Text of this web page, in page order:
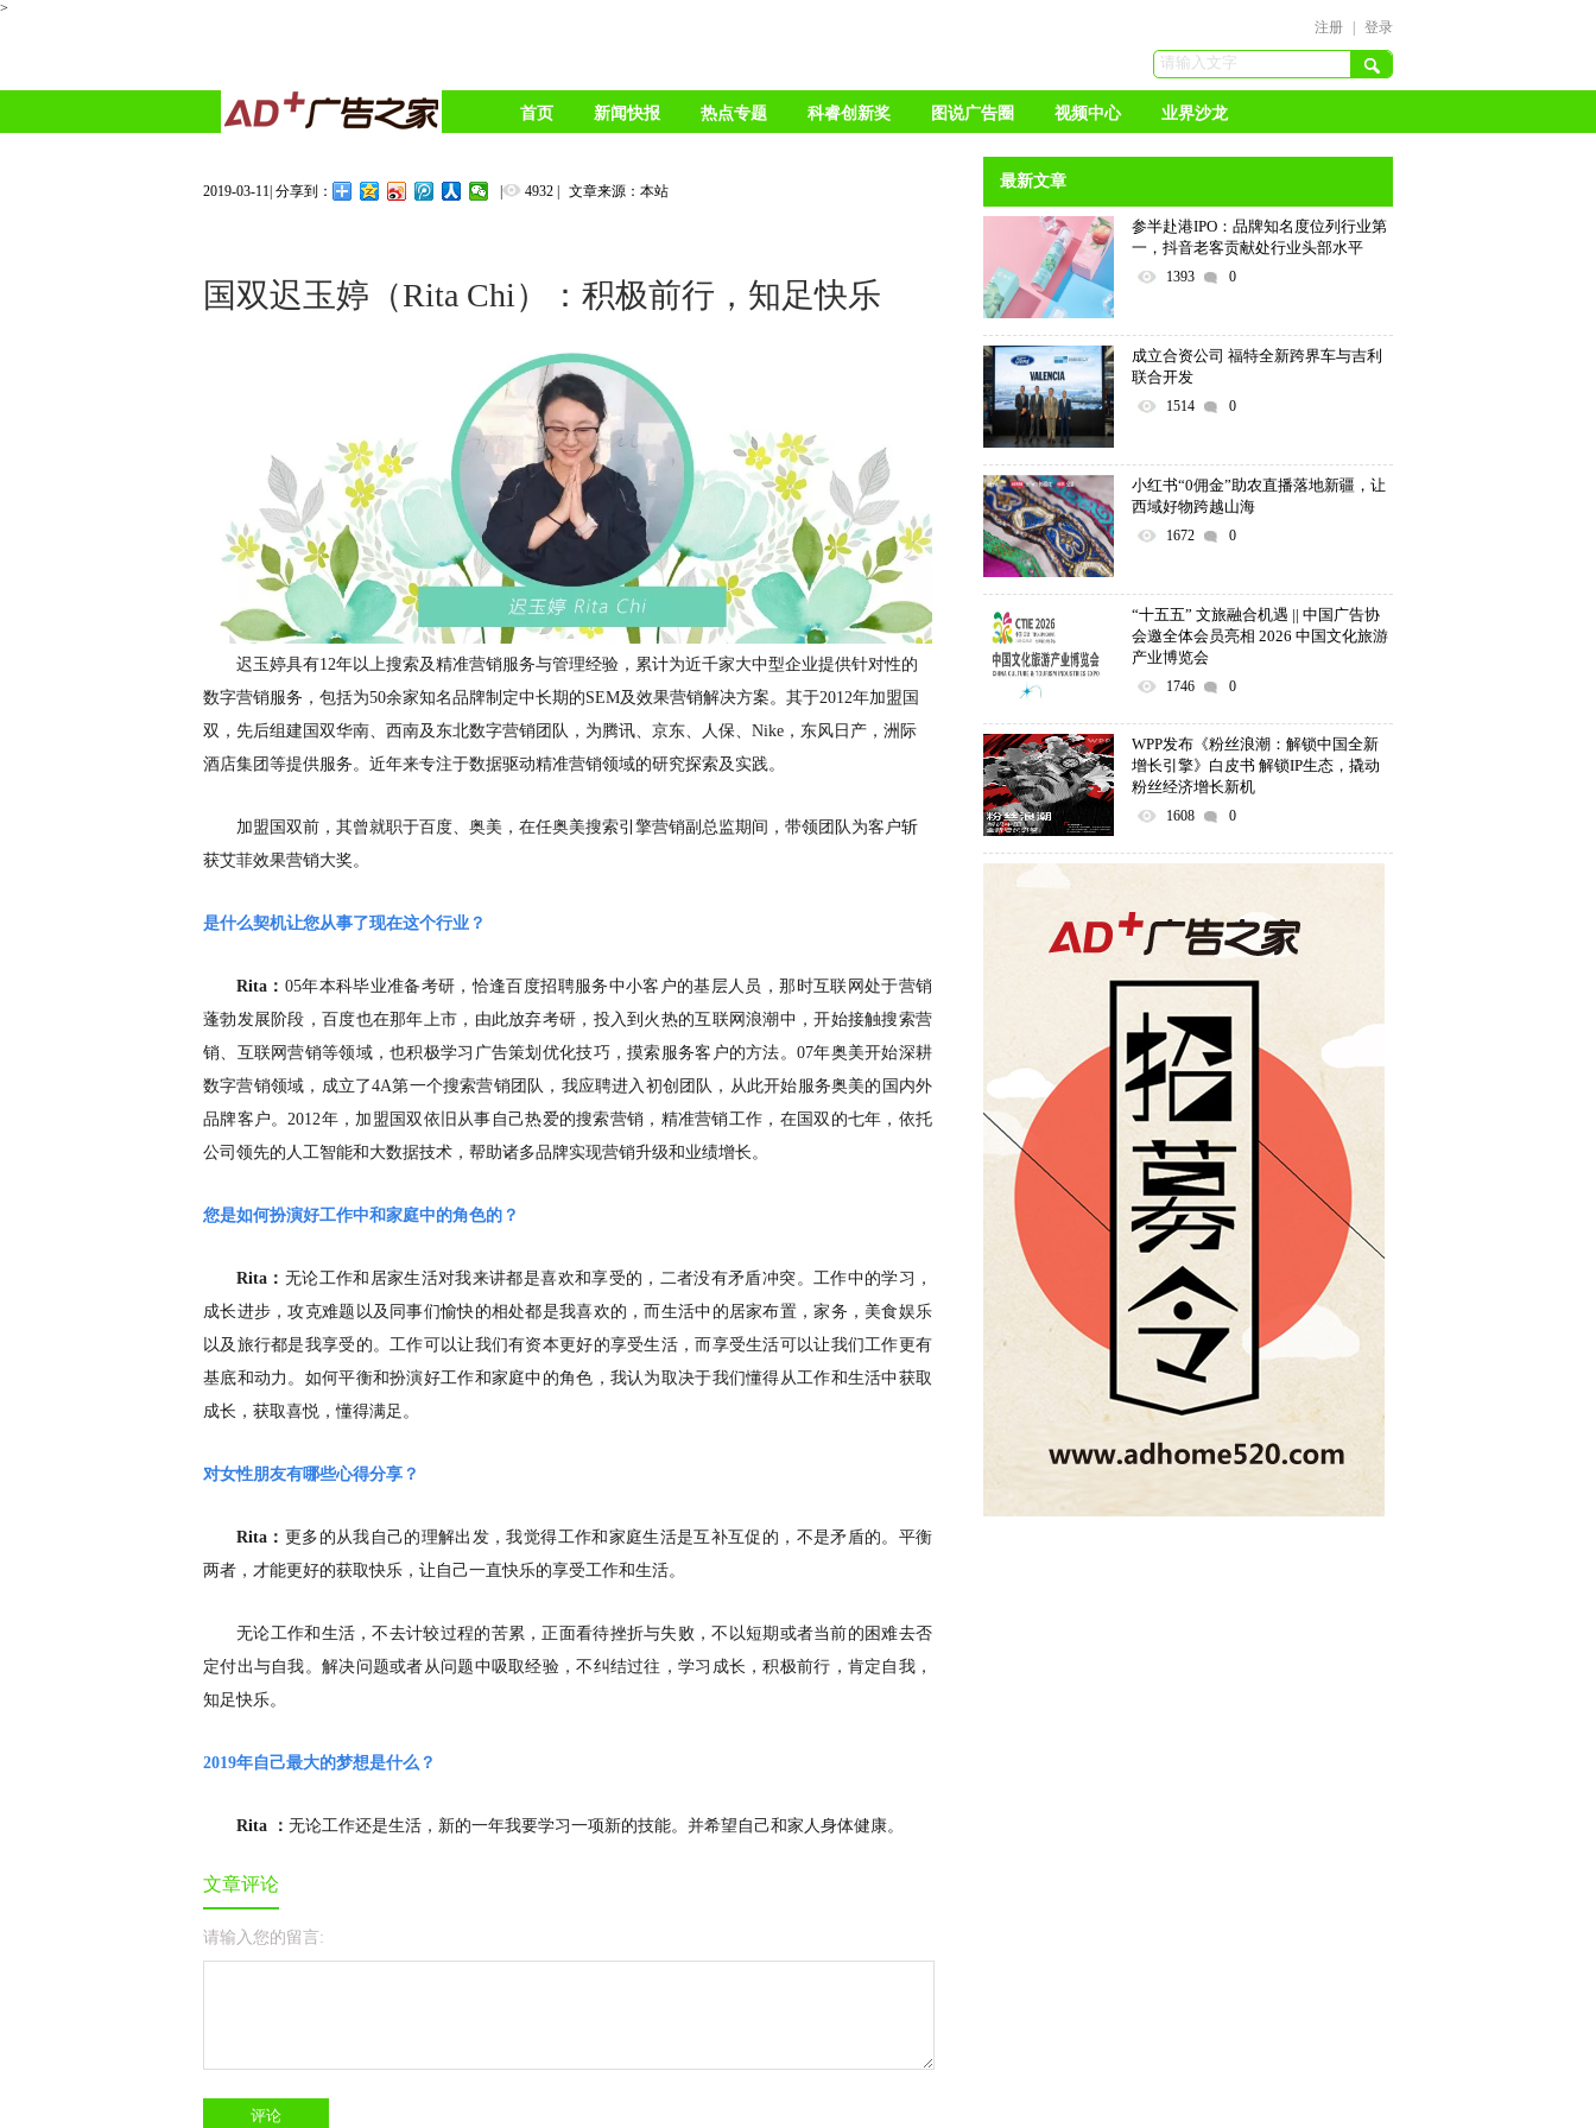
>
注册
登录
首页 新闻快报 热点专题 科睿创新奖 图说广告圈 视频中心 业界沙龙
2019-03-11| 分享到： | 4932 | 文章来源：本站
国双迟玉婷（Rita Chi）：积极前行，知足快乐
迟玉婷具有12年以上搜索及精准营销服务与管理经验，累计为近千家大中型企业提供针对性的
数字营销服务，包括为50余家知名品牌制定中长期的SEM及效果营销解决方案。其于2012年加盟国
双，先后组建国双华南、西南及东北数字营销团队，为腾讯、京东、人保、Nike，东风日产，洲际
酒店集团等提供服务。近年来专注于数据驱动精准营销领域的研究探索及实践。
加盟国双前，其曾就职于百度、奥美，在任奥美搜索引擎营销副总监期间，带领团队为客户斩
获艾菲效果营销大奖。
是什么契机让您从事了现在这个行业？
Rita： 05年本科毕业准备考研，恰逢百度招聘服务中小客户的基层人员，那时互联网处于营销
蓬勃发展阶段，百度也在那年上市，由此放弃考研，投入到火热的互联网浪潮中，开始接触搜索营
销、互联网营销等领域，也积极学习广告策划优化技巧，摸索服务客户的方法。07年奥美开始深耕
数字营销领域，成立了4A第一个搜索营销团队，我应聘进入初创团队，从此开始服务奥美的国内外
品牌客户。2012年，加盟国双依旧从事自己热爱的搜索营销，精准营销工作，在国双的七年，依托
公司领先的人工智能和大数据技术，帮助诸多品牌实现营销升级和业绩增长。
您是如何扮演好工作中和家庭中的角色的？
Rita： 无论工作和居家生活对我来讲都是喜欢和享受的，二者没有矛盾冲突。工作中的学习，
成长进步，攻克难题以及同事们愉快的相处都是我喜欢的，而生活中的居家布置，家务，美食娱乐
以及旅行都是我享受的。工作可以让我们有资本更好的享受生活，而享受生活可以让我们工作更有
基底和动力。如何平衡和扮演好工作和家庭中的角色，我认为取决于我们懂得从工作和生活中获取
成长，获取喜悦，懂得满足。
对女性朋友有哪些心得分享？
Rita： 更多的从我自己的理解出发，我觉得工作和家庭生活是互补互促的，不是矛盾的。平衡
两者，才能更好的获取快乐，让自己一直快乐的享受工作和生活。
无论工作和生活，不去计较过程的苦累，正面看待挫折与失败，不以短期或者当前的困难去否
定付出与自我。解决问题或者从问题中吸取经验，不纠结过往，学习成长，积极前行，肯定自我，
知足快乐。
2019年自己最大的梦想是什么？
Rita ：无论工作还是生活，新的一年我要学习一项新的技能。并希望自己和家人身体健康。
文章评论
请输入您的留言:
最新文章
参半赴港IPO：品牌知名度位列行业第
一，抖音老客贡献处行业头部水平
1393 0
成立合资公司 福特全新跨界车与吉利
联合开发
1514 0
小红书“0佣金”助农直播落地新疆，让
西域好物跨越山海
1672 0
“十五五” 文旅融合机遇 || 中国广告协
会邀全体会员亮相 2026 中国文化旅游
产业博览会
1746 0
WPP发布《粉丝浪潮：解锁中国全新
增长引擎》白皮书 解锁IP生态，撬动
粉丝经济增长新机
1608 0